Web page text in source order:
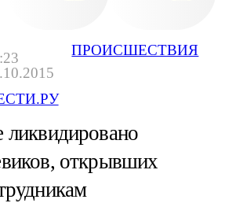
ПРОИСШЕСТВИЯ
ликвидировано
открывших